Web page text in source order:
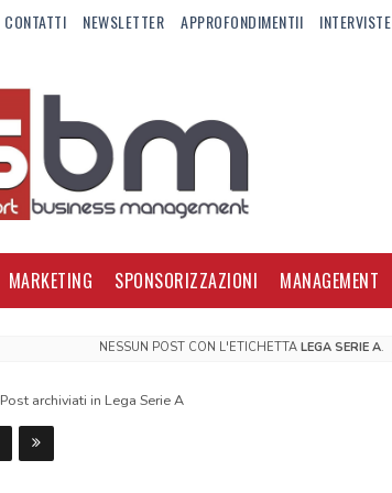
CONTATTI NEWSLETTER APPROFONDIMENTII INTERVISTE
MARKETING SPONSORIZZAZIONI MANAGEMENT
NESSUN POST CON L'ETICHETTA LEGA SERIE A.
Post archiviati in Lega Serie A